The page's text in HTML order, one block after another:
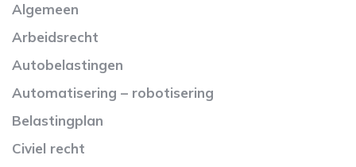
Algemeen
Arbeidsrecht
Autobelastingen
Automatisering – robotisering
Belastingplan
Civiel recht